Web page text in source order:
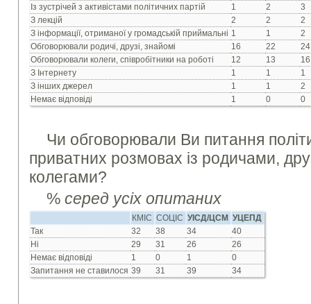
Із зустрічей з активістами політичних партій
1 2
3
З лекцій
2 2
2
З інформації, отриманої у громадській приймальні 1 1
2
Обговорювали родичі, друзі, знайомі
16 22
24
Обговорювали колеги, співробітники на роботі
12 13
16
З Інтернету
1 1
1
З інших джерел
1 1
2
Немає відповіді
1 0 0
Чи обговорювали Ви питання
приватних розмовах із родичами,
колегами?
%серед усіх опитаних
КМІС СОЦІС УІСД/ЦСМ
УЦЕПД
Так
32 38 34
40
Ні
29 31 26
26
Немає відповіді
1 0 1
0
Запитання не ставилося 39 31 39 34